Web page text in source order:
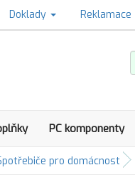
Doklady Reklamace
PC komponenty
pro domácnost